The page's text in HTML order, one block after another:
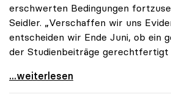
erschwerten Bedingungen
Seidler. „Verschaffen wir uns
entscheiden wir Ende Juni, ob ein
der Studienbeiträge gerechtfertigt
Seidler: „Erlass der
...weiterlesen